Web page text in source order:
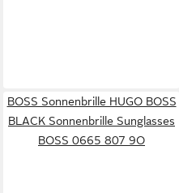
BOSS Sonnenbrille HUGO BOSS
BLACK Sonnenbrille Sunglasses
BOSS 0665 807 9O